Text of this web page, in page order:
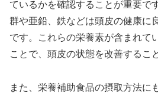
ているかを確認することが重要で
群や亜鉛、鉄などは頭皮の健康に
です。これらの栄養素が含まれて
ことで、頭皮の状態を改善するこ
また、栄養補助食品の摂取方法に